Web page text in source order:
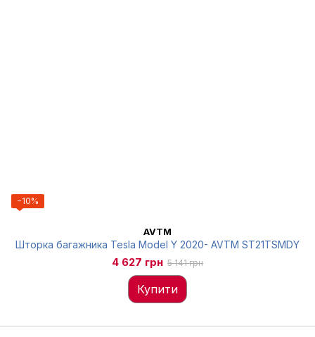
−10%
AVTM
Шторка багажника Tesla Model Y 2020- AVTM ST21TSMDY
4 627 грн 5 141 грн
Купити